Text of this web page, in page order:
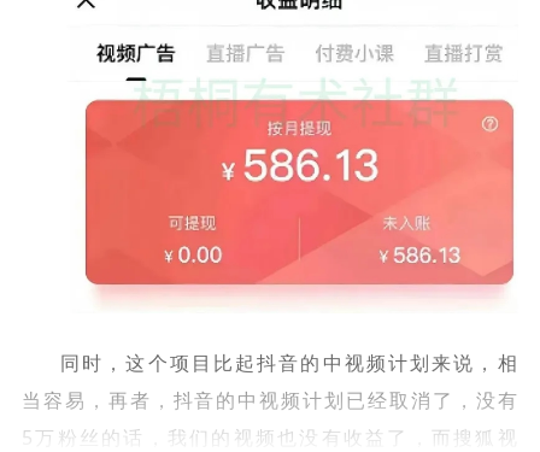
同时，这个项目比起抖音的中视频计划来说，相
当容易，再者，抖音的中视频计划已经取消了，没有
5万粉丝的话，我们的视频也没有收益了，而搜狐视